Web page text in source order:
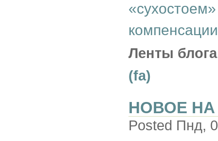
Ленты
(fa)
НОВОЕ НА
Posted Пнд,